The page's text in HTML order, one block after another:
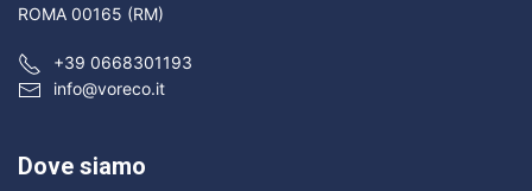
ROMA 00165 (RM)
+39 0668301193
info@voreco.it
Dove siamo